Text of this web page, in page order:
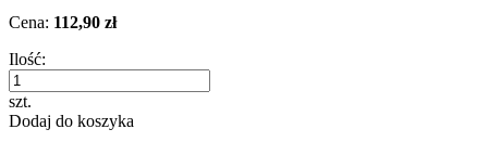
Cena: 112,90 zł
Ilość:
szt.
Dodaj do koszyka